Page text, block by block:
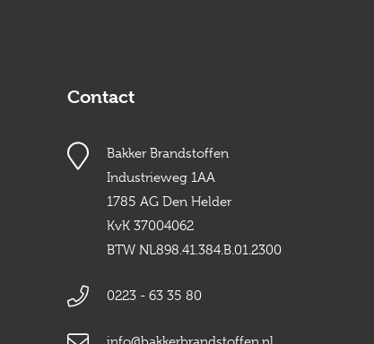
Contact
Bakker Brandstoffen
Industrieweg 1AA
1785 AG Den Helder
KvK 37004062
BTW NL898.41.384.B.01.2300
0223 - 63 35 80